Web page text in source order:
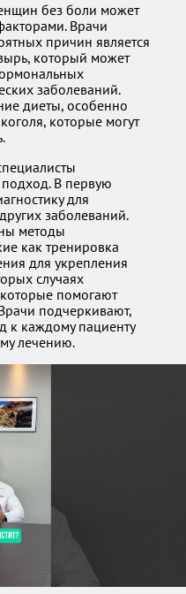
без боли может
Врачи
причин является
который может
заболеваний.
диеты, особенно
которые могут
В первую
для
заболеваний.
методы
как тренировка
для укрепления
случаях
помогают
подчеркивают,
к каждому пациенту
лечению.